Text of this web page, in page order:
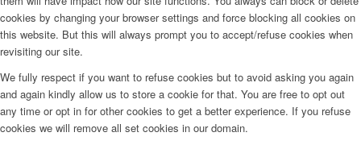
cookies by changing your browser settings and force blocking all cookies on
this website. But this will always prompt you to accept/refuse cookies when
revisiting our site.
We fully respect if you want to refuse cookies but to avoid asking you again
and again kindly allow us to store a cookie for that. You are free to opt out
any time or opt in for other cookies to get a better experience. If you refuse
cookies we will remove all set cookies in our domain.